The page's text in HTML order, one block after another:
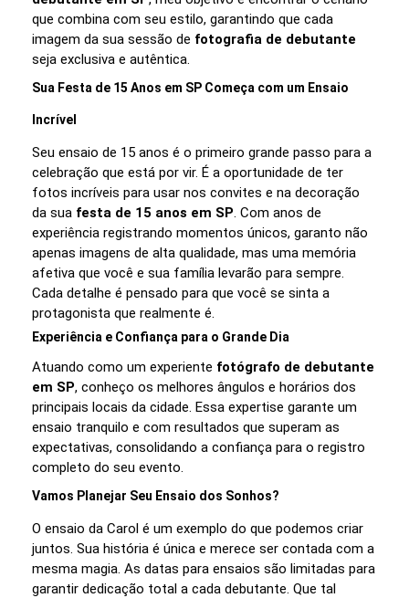
que combina com seu estilo, garantindo que cada
imagem da sua sessão de fotografia de debutante
seja exclusiva e autêntica.
Sua Festa de 15 Anos em SP Começa com um Ensaio
Incrível
Seu ensaio de 15 anos é o primeiro grande passo para a
celebração que está por vir. É a oportunidade de ter
fotos incríveis para usar nos convites e na decoração
da sua festa de 15 anos em SP. Com anos de
experiência registrando momentos únicos, garanto não
apenas imagens de alta qualidade, mas uma memória
afetiva que você e sua família levarão para sempre.
Cada detalhe é pensado para que você se sinta a
protagonista que realmente é.
Experiência e Confiança para o Grande Dia
Atuando como um experiente fotógrafo de debutante
em SP, conheço os melhores ângulos e horários dos
principais locais da cidade. Essa expertise garante um
ensaio tranquilo e com resultados que superam as
expectativas, consolidando a confiança para o registro
completo do seu evento.
Vamos Planejar Seu Ensaio dos Sonhos?
O ensaio da Carol é um exemplo do que podemos criar
juntos. Sua história é única e merece ser contada com a
mesma magia. As datas para ensaios são limitadas para
garantir dedicação total a cada debutante. Que tal